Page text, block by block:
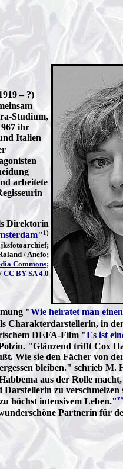
– ?)
Studium,
ihr
Italien
arbeitete
Direktorin
" 1)
/ Anefo;
Commons;
/ CC BY-SA 4.0
"Wie heiratet man
Charakterdarstellerin, in
DEFA-Film "Es ist
"Glänzend trifft Cox
Wie sie den Fächer von
bleiben." schrieb M.
aus der Rolle
zu verschmelzen
höchst intensivem Leben."
Partnerin für